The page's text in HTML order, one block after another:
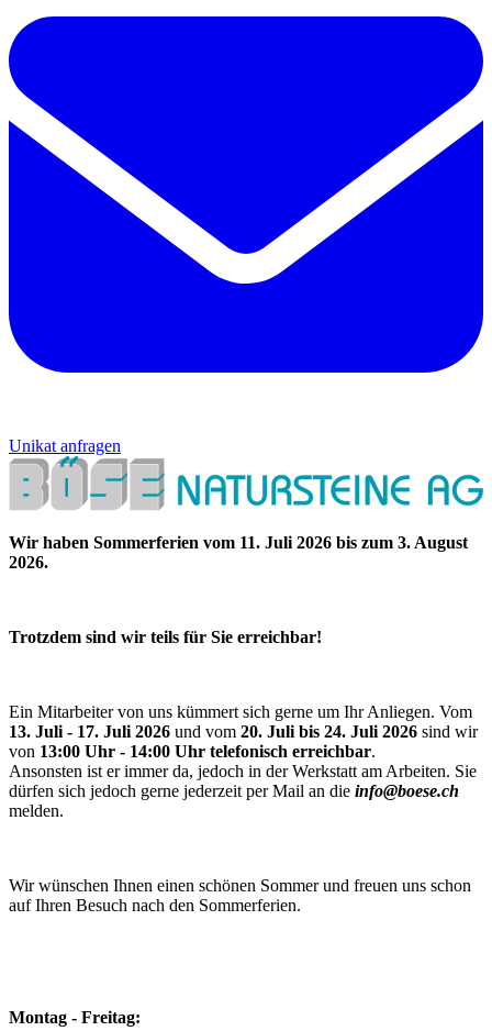
Unikat anfragen
Wir haben Sommerferien vom 11. Juli 2026 bis zum 3. August
2026.
Trotzdem sind wir teils für Sie erreichbar!
Ein Mitarbeiter von uns kümmert sich gerne um Ihr Anliegen. Vom
13. Juli - 17. Juli 2026 und vom 20. Juli bis 24. Juli 2026 sind wir
von 13:00 Uhr - 14:00 Uhr telefonisch erreichbar.
Ansonsten ist er immer da, jedoch in der Werkstatt am Arbeiten. Sie
dürfen sich jedoch gerne jederzeit per Mail an die info@boese.ch
melden.
Wir wünschen Ihnen einen schönen Sommer und freuen uns schon
auf Ihren Besuch nach den Sommerferien.
Montag - Freitag: